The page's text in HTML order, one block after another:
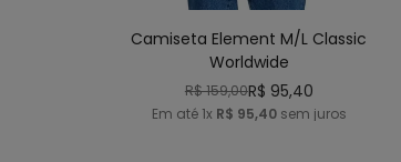
Camiseta Element M/L Classic
Worldwide
R$159,00R$ 95,40
Em até 1x R$ 95,40sem juros